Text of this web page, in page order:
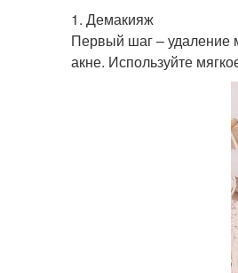
1. Демакияж
Первый шаг – удаление
акне. Используйте